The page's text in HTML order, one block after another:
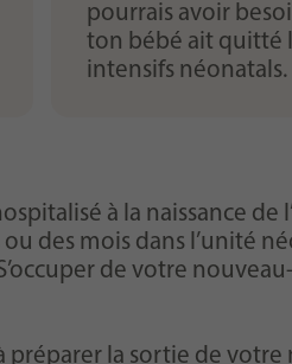
pourrais avoir
ton bébé ait quitté
intensifs néonatals.
à la naissance de
des mois dans l’unité
de votre
la sortie de votre